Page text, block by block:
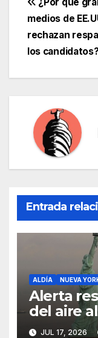
de
¿Por qué
medios de
rechazan
los
Entrada
ALDÍA NUEVA
Alerta
del aire
JUL 17, 2026